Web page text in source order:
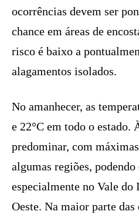
ocorrências devem ser
chance em áreas de
risco é baixo a
alagamentos isolados.
No amanhecer, as
e 22°C em todo o estado.
predominar, com
algumas regiões,
especialmente no Vale do
Oeste. Na maior parte das